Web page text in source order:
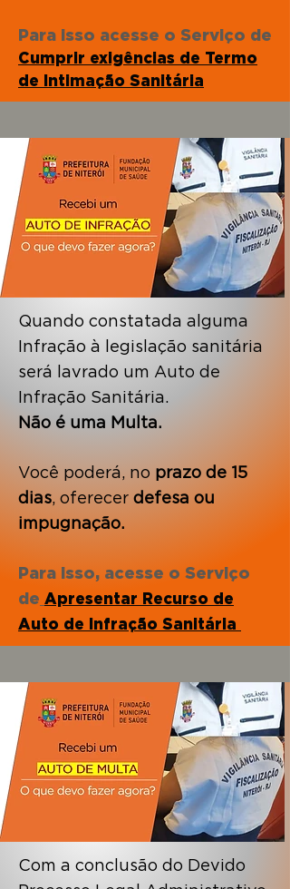
Para isso acesse o Serviço de
Cumprir exigências de Termo
de Intimação Sanitária
Quando constatada alguma
Infração à legislação sanitária
será lavrado um Auto de
Infração Sanitária.
Não é uma Multa.
Você poderá, no prazo de 15
dias, oferecer defesa ou
impugnação.
Para isso, acesse o Serviço
de Apresentar Recurso de
Auto de Infração Sanitária
Com a conclusão do Devido